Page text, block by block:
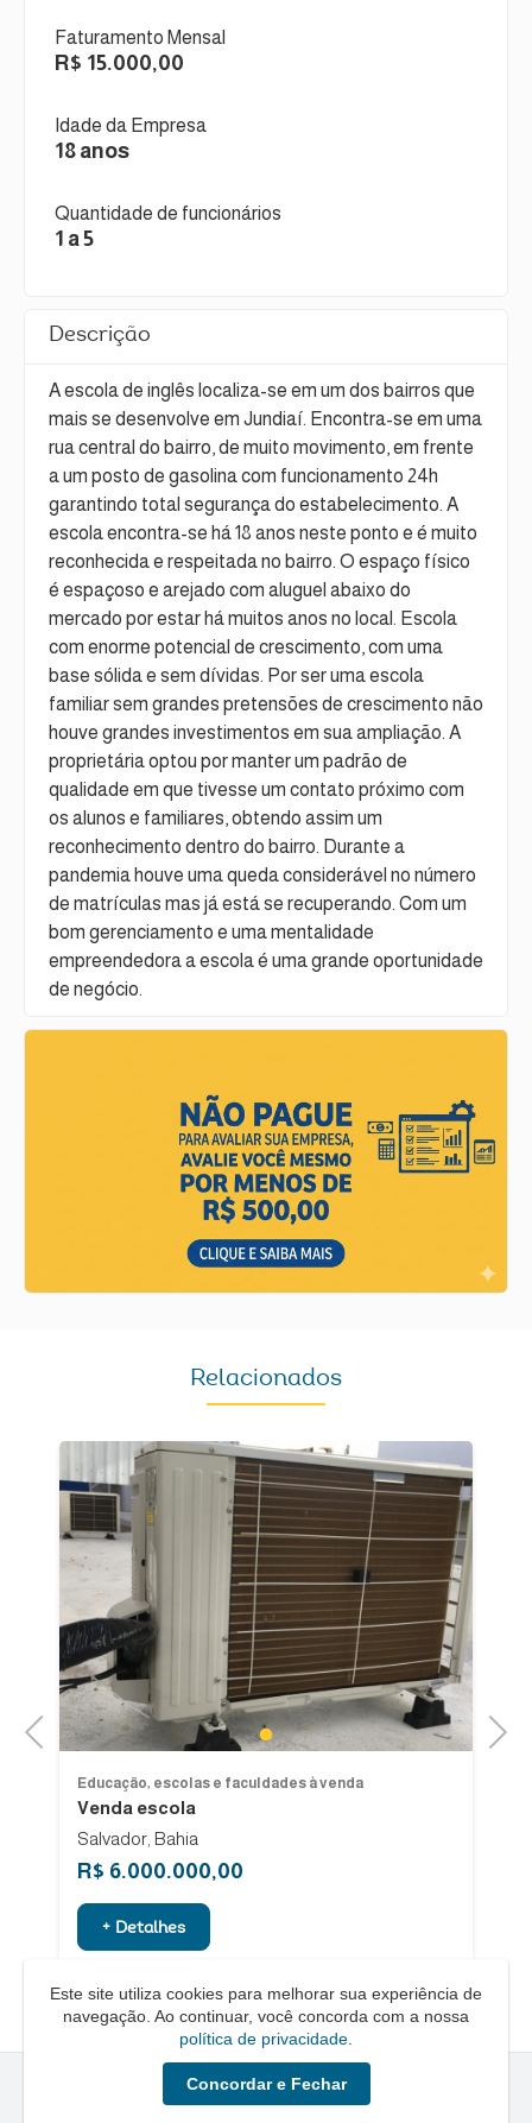
Faturamento Mensal
R$ 15.000,00
Idade da Empresa
18 anos
Quantidade de funcionários
1 a 5
Descrição
A escola de inglês localiza-se em um dos bairros que
mais se desenvolve em Jundiaí. Encontra-se em uma
rua central do bairro, de muito movimento, em frente
a um posto de gasolina com funcionamento 24h
garantindo total segurança do estabelecimento. A
escola encontra-se há 18 anos neste ponto e é muito
reconhecida e respeitada no bairro. O espaço físico
é espaçoso e arejado com aluguel abaixo do
mercado por estar há muitos anos no local. Escola
com enorme potencial de crescimento, com uma
base sólida e sem dívidas. Por ser uma escola
familiar sem grandes pretensões de crescimento não
houve grandes investimentos em sua ampliação. A
proprietária optou por manter um padrão de
qualidade em que tivesse um contato próximo com
os alunos e familiares, obtendo assim um
reconhecimento dentro do bairro. Durante a
pandemia houve uma queda considerável no número
de matrículas mas já está se recuperando. Com um
bom gerenciamento e uma mentalidade
empreendedora a escola é uma grande oportunidade
de negócio.
Relacionados
Previous 1
Educação, escolas e faculdades à venda
Venda escola
Salvador, Bahia
R$ 6.000.000,00
+ Detalhes
Next
Quero um Negócio © - 2026 - Todos os direitos reservados
Este site utiliza cookies para melhorar sua experiência de
navegação. Ao continuar, você concorda com a nossa
política de privacidade
Concordar e Fechar